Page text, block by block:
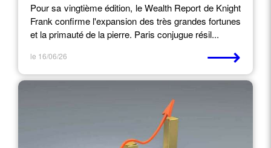
Pour sa vingtième édition, le Wealth Report de Knight
Frank confirme l'expansion des très grandes fortunes
et la primauté de la pierre. Paris conjugue résil...
le 16/06/26 ⟶